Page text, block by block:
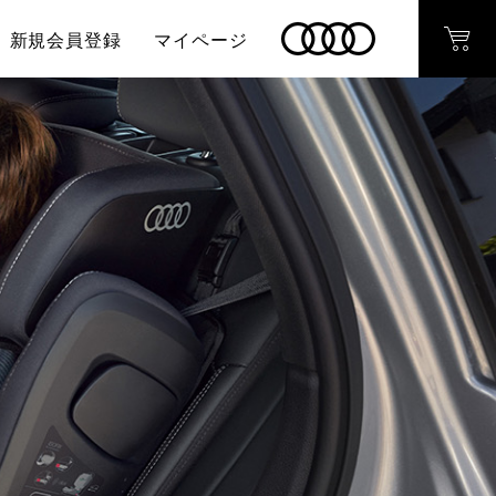
新規会員登録 マイページ